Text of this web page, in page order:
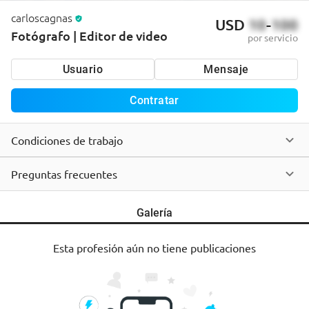
carloscagnas
Fotógrafo | Editor de video
USD 10-100
por servicio
Usuario Mensaje
Contratar
Condiciones de trabajo
Preguntas frecuentes
Galería
Esta profesión aún no tiene publicaciones